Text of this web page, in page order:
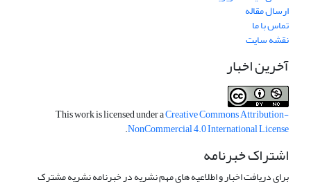
ارسال مقاله
تماس با ما
نقشه سایت
آخرین اخبار
This work is licensed under aCreative Commons Attribution-
NonCommercial 4.0 International License
.
اشتراک خبرنامه
برای دریافت اخبار و اطلاعیه های مهم نشریه در خبرنامه نشریه مشترک